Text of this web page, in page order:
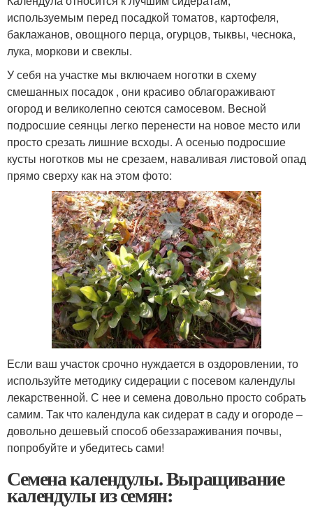
используемым перед посадкой томатов, картофеля,
баклажанов, овощного перца, огурцов, тыквы, чеснока,
лука, моркови и свеклы.
У себя на участке мы включаем ноготки в схему
смешанных посадок , они красиво облагораживают
огород и великолепно сеются самосевом. Весной
подросшие сеянцы легко перенести на новое место или
просто срезать лишние всходы. А осенью подросшие
кусты ноготков мы не срезаем, наваливая листовой опад
прямо сверху как на этом фото:
Если ваш участок срочно нуждается в оздоровлении, то
используйте методику сидерации с посевом календулы
лекарственной. С нее и семена довольно просто собрать
самим. Так что календула как сидерат в саду и огороде –
довольно дешевый способ обеззараживания почвы,
попробуйте и убедитесь сами!
Семена календулы. Выращивание
календулы из семян: